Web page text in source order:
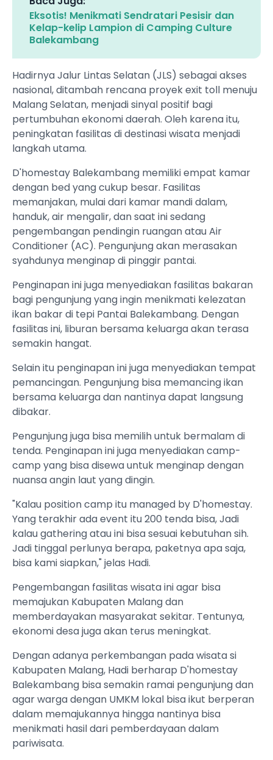
Eksotis! Menikmati Sendratari Pesisir dan
Kelap-kelip Lampion di Camping Culture
Balekambang
Hadirnya Jalur Lintas Selatan (JLS) sebagai akses
nasional, ditambah rencana proyek exit toll menuju
Malang Selatan, menjadi sinyal positif bagi
pertumbuhan ekonomi daerah. Oleh karena itu,
peningkatan fasilitas di destinasi wisata menjadi
langkah utama.
D'homestay Balekambang memiliki empat kamar
dengan bed yang cukup besar. Fasilitas
memanjakan, mulai dari kamar mandi dalam,
handuk, air mengalir, dan saat ini sedang
pengembangan pendingin ruangan atau Air
Conditioner (AC). Pengunjung akan merasakan
syahdunya menginap di pinggir pantai.
Penginapan ini juga menyediakan fasilitas bakaran
bagi pengunjung yang ingin menikmati kelezatan
ikan bakar di tepi Pantai Balekambang. Dengan
fasilitas ini, liburan bersama keluarga akan terasa
semakin hangat.
Selain itu penginapan ini juga menyediakan tempat
pemancingan. Pengunjung bisa memancing ikan
bersama keluarga dan nantinya dapat langsung
dibakar.
Pengunjung juga bisa memilih untuk bermalam di
tenda. Penginapan ini juga menyediakan camp-
camp yang bisa disewa untuk menginap dengan
nuansa angin laut yang dingin.
"Kalau position camp itu managed by D'homestay.
Yang terakhir ada event itu 200 tenda bisa, Jadi
kalau gathering atau ini bisa sesuai kebutuhan sih.
Jadi tinggal perlunya berapa, paketnya apa saja,
bisa kami siapkan," jelas Hadi.
Pengembangan fasilitas wisata ini agar bisa
memajukan Kabupaten Malang dan
memberdayakan masyarakat sekitar. Tentunya,
ekonomi desa juga akan terus meningkat.
Dengan adanya perkembangan pada wisata si
Kabupaten Malang, Hadi berharap D'homestay
Balekambang bisa semakin ramai pengunjung dan
agar warga dengan UMKM lokal bisa ikut berperan
dalam memajukannya hingga nantinya bisa
menikmati hasil dari pemberdayaan dalam
pariwisata.